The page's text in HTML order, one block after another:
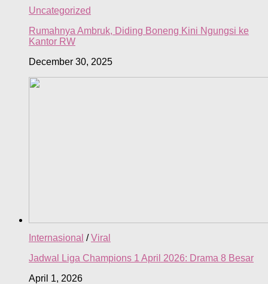
Uncategorized
Rumahnya Ambruk, Diding Boneng Kini Ngungsi ke
Kantor RW
December 30, 2025
Internasional /Viral
Jadwal Liga Champions 1 April 2026: Drama 8 Besar
April 1, 2026